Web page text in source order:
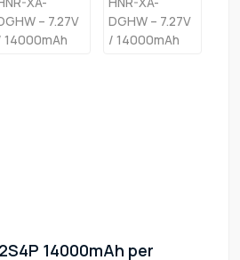
14000mAh per